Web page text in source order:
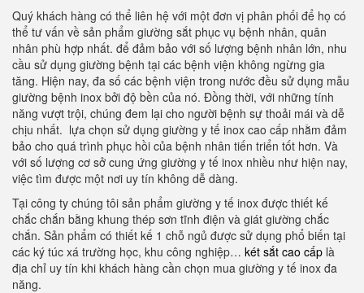
Quý khách hàng có thể liên hệ với một đơn vị phân phối để họ có
thể tư vấn về sản phẩm giường sắt phục vụ bệnh nhân, quân
nhân phù hợp nhất. để đảm bảo với số lượng bệnh nhân lớn, nhu
cầu sử dụng giường bệnh tại các bệnh viện không ngừng gia
tăng. Hiện nay, đa số các bệnh viện trong nước đều sử dụng mẫu
giường bệnh inox bởi độ bền của nó. Đồng thời, với những tính
năng vượt trội, chúng đem lại cho người bệnh sự thoải mái và dễ
chịu nhất. lựa chọn sử dụng giường y tế inox cao cấp nhằm đảm
bảo cho quá trình phục hồi của bệnh nhân tiến triển tốt hơn. Và
với số lượng cơ sở cung ứng giường y tế inox nhiều như hiện nay,
việc tìm được một nơi uy tín không dễ dàng.
Tại công ty chúng tôi sản phẩm giường y tế inox được thiết kế
chắc chắn bằng khung thép sơn tĩnh điện và giát giường chắc
chắn. Sản phẩm có thiết kế 1 chỗ ngủ được sử dụng phổ biến tại
các ký túc xá trường học, khu công nghiệp… két sắt cao cấp là
địa chỉ uy tín khi khách hàng cần chọn mua giường y tế inox đa
năng.